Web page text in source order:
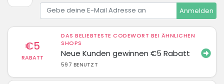
Anmelden
€5
RABATT
DAS BELIEBTESTE CODEWORT BEI ÄHNLICHEN
SHOPS
Neue Kunden gewinnen €5 Rabatt
597 BENUTZT